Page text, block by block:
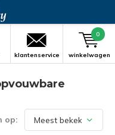
klantenservice winkelwagen
0
op: